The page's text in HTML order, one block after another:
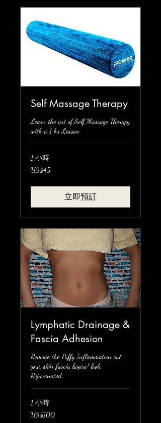
Self Massage Therapy
Learn the art of Self Massage Therapy
with a 1 hr Lesson
1 小時
45
美
US$45
立即預訂
Lymphatic Drainage &
Fascia Adhesion
Remove the Puffy Inflammation out
your skin fascia layers! look
Rejuvenated.
1 小時
100
美
US$100